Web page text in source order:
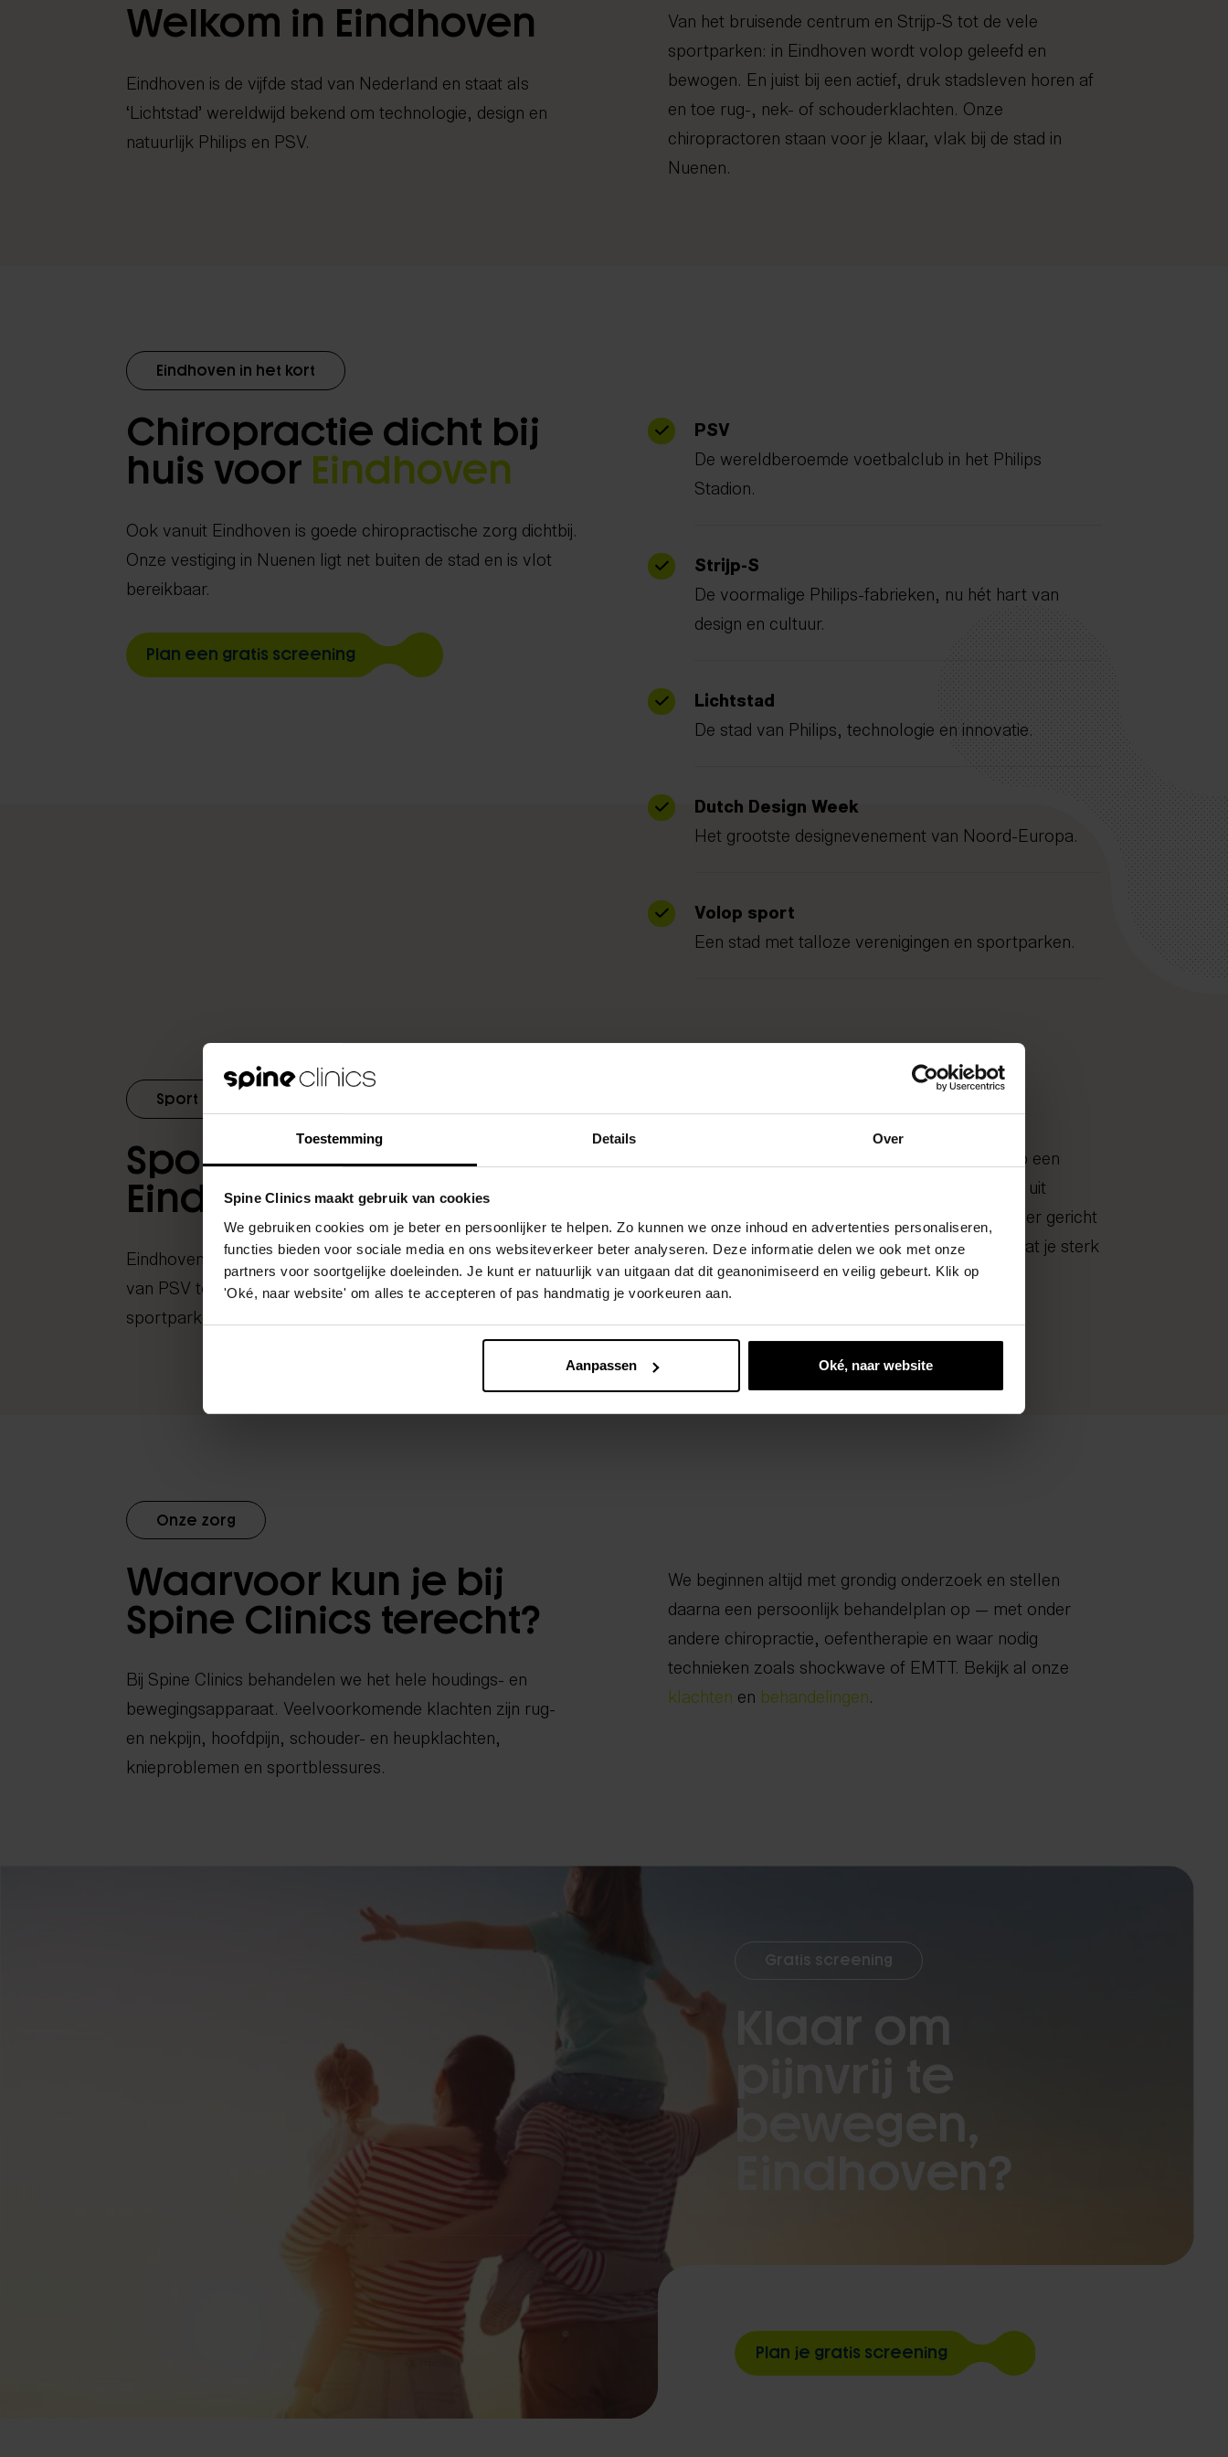
Toestemming Details Over
Spine Clinics maakt gebruik van cookies
We gebruiken cookies om je beter en persoonlijker te helpen. Zo kunnen we onze inhoud en advertenties personaliseren,
functies bieden voor sociale media en ons websiteverkeer beter analyseren. Deze informatie delen we ook met onze
partners voor soortgelijke doeleinden. Je kunt er natuurlijk van uitgaan dat dit geanonimiseerd en veilig gebeurt. Klik op
'Oké, naar website' om alles te accepteren of pas handmatig je voorkeuren aan.
Aanpassen Oké, naar website
Welkom in Eindhoven
Eindhoven is de vijfde stad van Nederland en staat als
‘Lichtstad’ wereldwijd bekend om technologie, design en
natuurlijk Philips en PSV.
Van het bruisende centrum en Strijp-S tot de vele
sportparken: in Eindhoven wordt volop geleefd en
bewogen. En juist bij een actief, druk stadsleven horen af
en toe rug-, nek- of schouderklachten. Onze
chiropractoren staan voor je klaar, vlak bij de stad in
Nuenen.
Eindhoven in het kort
PSV
De wereldberoemde voetbalclub in het Philips
Stadion.
Strijp-S
De voormalige Philips-fabrieken, nu hét hart van
design en cultuur.
Lichtstad
De stad van Philips, technologie en innovatie.
Dutch Design Week
Het grootste designevenement van Noord-Europa.
Volop sport
Een stad met talloze verenigingen en sportparken.
Chiropractie dicht bij
huis voor Eindhoven
Ook vanuit Eindhoven is goede chiropractische zorg dichtbij.
Onze vestiging in Nuenen ligt net buiten de stad en is vlot
bereikbaar.
Plan een gratis screening
Sport
Sport en bewegen in
Eindhoven
Eindhoven is een echte sportstad, van het topvoetbal
van PSV tot een enorme variatie aan verenigingen en
sportparken door de hele stad.
Hoe actiever je beweegt, hoe groter de kans op een
blessure. Onze chiropractoren helpen sporters uit
Eindhoven om klachten aan rug, knie of schouder gericht
aan te pakken en blessures te voorkomen, zodat je sterk
en pijnvrij blijft.
Onze zorg
Waarvoor kun je bij
Spine Clinics terecht?
Bij Spine Clinics behandelen we het hele houdings- en
bewegingsapparaat. Veelvoorkomende klachten zijn rug-
en nekpijn, hoofdpijn, schouder- en heupklachten,
knieproblemen en sportblessures.
We beginnen altijd met grondig onderzoek en stellen
daarna een persoonlijk behandelplan op — met onder
andere chiropractie, oefentherapie en waar nodig
technieken zoals shockwave of EMTT. Bekijk al onze
klachten en behandelingen.
Gratis screening
Klaar om
pijnvrij te
bewegen,
Eindhoven?
Plan je gratis screening